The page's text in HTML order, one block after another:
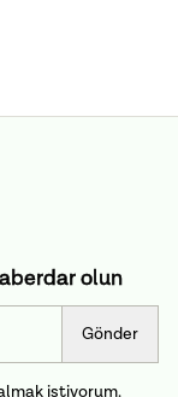
olun
Gönder
istiyorum.